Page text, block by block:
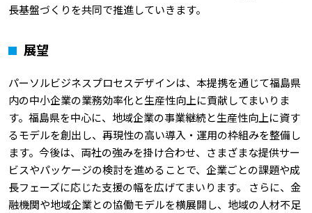
長基盤づくりを共同で推進していきます。
展望
パーソルビジネスプロセスデザインは、本提携を通じて福島県
内の中小企業の業務効率化と生産性向上に貢献してまいりま
す。福島県を中心に、地域企業の事業継続と生産性向上に資す
るモデルを創出し、再現性の高い導入・運用の枠組みを整備し
ます。今後は、両社の強みを掛け合わせ、さまざまな提供サー
ビスやパッケージの検討を進めることで、企業ごとの課題や成
長フェーズに応じた支援の幅を広げてまいります。 さらに、金
融機関や地域企業との協働モデルを横展開し、地域の人材不足